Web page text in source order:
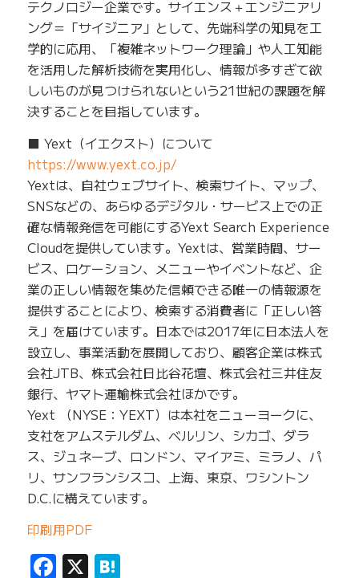
テクノロジー企業です。サイエンス＋エンジニアリ
ング＝「サイジニア」として、先端科学の知見を工
学的に応用、「複雑ネットワーク理論」や人工知能
を活用した解析技術を実用化し、情報が多すぎて欲
しいものが見つけられないという21世紀の課題を解
決することを目指しています。
■ Yext（イエクスト）について
https://www.yext.co.jp/
Yextは、自社ウェブサイト、検索サイト、マップ、
SNSなどの、あらゆるデジタル・サービス上での正
確な情報発信を可能にするYext Search Experience
Cloudを提供しています。Yextは、営業時間、サー
ビス、ロケーション、メニューやイベントなど、企
業の正しい情報を集めた信頼できる唯一の情報源を
提供することにより、検索する消費者に「正しい答
え」を届けています。日本では2017年に日本法人を
設立し、事業活動を展開しており、顧客企業は株式
会社JTB、株式会社日比谷花壇、株式会社三井住友
銀行、ヤマト運輸株式会社ほかです。
Yext （NYSE：YEXT）は本社をニューヨークに、
支社をアムステルダム、ベルリン、シカゴ、ダラ
ス、ジュネーブ、ロンドン、マイアミ、ミラノ、パ
リ、サンフランシスコ、上海、東京、ワシントン
D.C.に構えています。
印刷用PDF
Facebook
X Hatena